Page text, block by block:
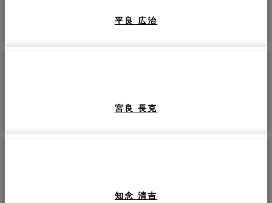
平良 広治
宮良 長克
知念 清吉